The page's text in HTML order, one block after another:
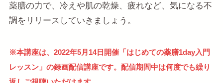
薬膳の力で、冷えや肌の乾燥、疲れなど、気になる不
調をリリースしていきましょう。
※本講座は、2022年5月14日開催「はじめての薬膳1day入門
レッスン」の録画配信講座です。配信期間中は何度でも繰り